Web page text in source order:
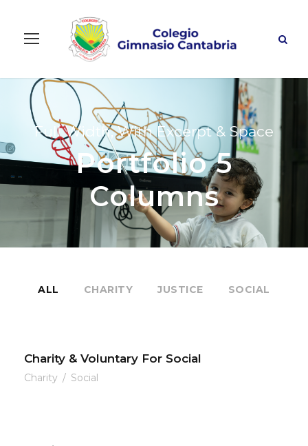
Full Width, With Excerpt & Space
Portfolio 5
Columns
ALL CHARITY JUSTICE SOCIAL
Charity & Voluntary For Social
Charity / Social